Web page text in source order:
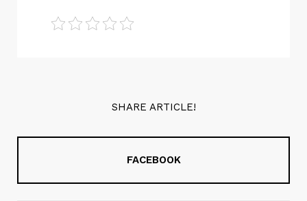
SHARE ARTICLE!
FACEBOOK